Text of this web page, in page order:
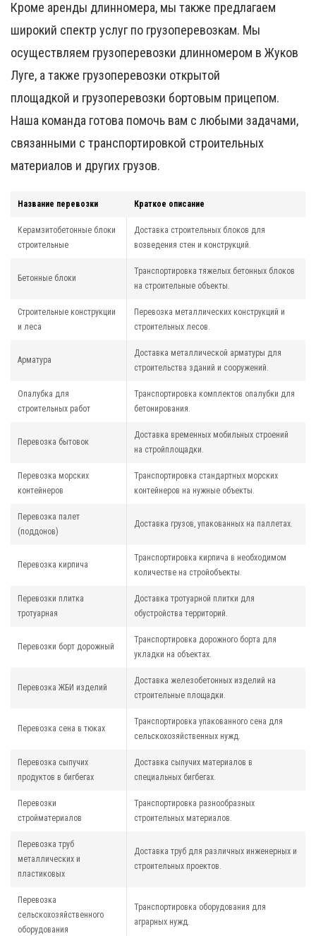
Кроме аренды длинномера, мы также предлагаем
широкий спектр услуг по грузоперевозкам. Мы
осуществляем грузоперевозки длинномером в Жуков
Луге, а также грузоперевозки открытой
площадкой и грузоперевозки бортовым прицепом.
Наша команда готова помочь вам с любыми задачами,
связанными с транспортировкой строительных
материалов и других грузов.
Название перевозки Краткое описание
Керамзитобетонные блоки
строительные
Доставка строительных блоков для
возведения стен и конструкций.
Бетонные блоки
Транспортировка тяжелых бетонных блоков
на строительные объекты.
Строительные конструкции
и леса
Перевозка металлических конструкций и
строительных лесов.
Арматура
Доставка металлической арматуры для
строительства зданий и сооружений.
Опалубка для
строительных работ
Транспортировка комплектов опалубки для
бетонирования.
Перевозка бытовок
Доставка временных мобильных строений
на стройплощадки.
Перевозка морских
контейнеров
Транспортировка стандартных морских
контейнеров на нужные объекты.
Перевозка палет
(поддонов)
Доставка грузов, упакованных на паллетах.
Перевозка кирпича
Транспортировка кирпича в необходимом
количестве на стройобъекты.
Перевозки плитка
тротуарная
Доставка тротуарной плитки для
обустройства территорий.
Перевозки борт дорожный
Транспортировка дорожного борта для
укладки на объектах.
Перевозка ЖБИ изделий
Доставка железобетонных изделий на
строительные площадки.
Перевозка сена в тюках
Транспортировка упакованного сена для
сельскохозяйственных нужд.
Перевозка сыпучих
продуктов в бигбегах
Доставка сыпучих материалов в
специальных бигбегах.
Перевозки
стройматериалов
Транспортировка разнообразных
строительных материалов.
Перевозка труб
металлических и
пластиковых
Доставка труб для различных инженерных и
строительных проектов.
Перевозка
сельскохозяйственного
оборудования
Транспортировка оборудования для
аграрных нужд.